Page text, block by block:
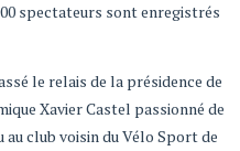
spectateurs sont enregistrés
le relais de la présidence de
Xavier Castel passionné de
club voisin du Vélo Sport de